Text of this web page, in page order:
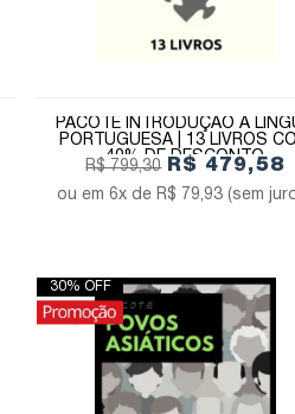
PACOTE INTRODUÇÃO À
PORTUGUESA | 13 LIVROS
40% DE DESCONTO
R$ 799,30 R$ 479,58
6x de R$ 79,93 (sem
30% OFF